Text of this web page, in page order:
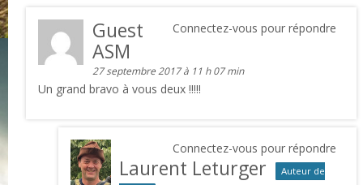
Connectez-vous pour répondre
Guest
ASM
27 septembre 2017 à 11 h 07 min
Un grand bravo à vous deux !!!!!
Connectez-vous pour répondre
Laurent Leturger
Auteur de